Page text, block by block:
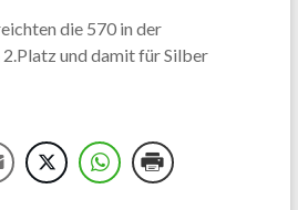
die 570 in der
und damit für Silber